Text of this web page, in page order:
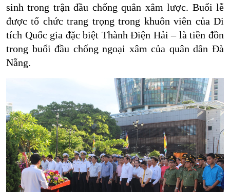
sinh trong trận đầu chống quân xâm lược. Buổi lễ
được tổ chức trang trọng trong khuôn viên của Di
tích Quốc gia đặc biệt Thành Điện Hải – là tiền đồn
trong buổi đầu chống ngoại xâm của quân dân Đà
Nẵng.